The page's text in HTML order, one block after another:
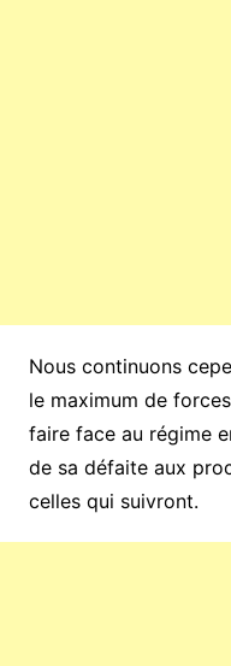
Nous continuons
le maximum de
faire face au régime
de sa défaite aux
celles qui suivront.